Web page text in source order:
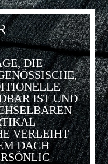
DIE
IST UND
VERLEIHT
DACH